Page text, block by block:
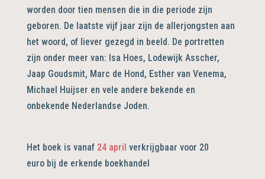
worden door tien mensen die in die periode zijn
geboren. De laatste vijf jaar zijn de allerjongsten aan
het woord, of liever gezegd in beeld. De portretten
zijn onder meer van: Isa Hoes, Lodewijk Asscher,
Jaap Goudsmit, Marc de Hond, Esther van Venema,
Michael Huijser en vele andere bekende en
onbekende Nederlandse Joden.
Het boek is vanaf 24 april verkrijgbaar voor 20
euro bij de erkende boekhandel